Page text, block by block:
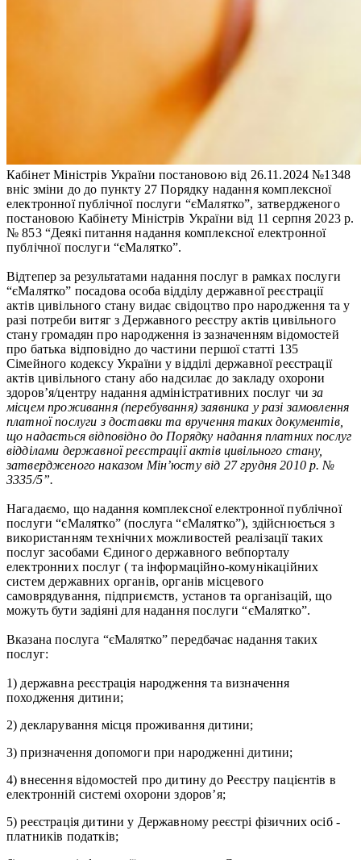
Кабінет Міністрів України постановою від 26.11.2024 №1348
вніс зміни до до пункту 27 Порядку надання комплексної
електронної публічної послуги “єМалятко”, затвердженого
постановою Кабінету Міністрів України від 11 серпня 2023 р.
№ 853 “Деякі питання надання комплексної електронної
публічної послуги “єМалятко”.
Відтепер за результатами надання послуг в рамках послуги
“єМалятко” посадова особа відділу державної реєстрації
актів цивільного стану видає свідоцтво про народження та у
разі потреби витяг з Державного реєстру актів цивільного
стану громадян про народження із зазначенням відомостей
про батька відповідно до частини першої статті 135
Сімейного кодексу України у відділі державної реєстрації
актів цивільного стану або надсилає до закладу охорони
здоров’я/центру надання адміністративних послуг чиза
місцем проживання (перебування) заявника у разі замовлення
платної послуги з доставки та вручення таких документів,
що надається відповідно до Порядку надання платних послуг
відділами державної реєстрації актів цивільного стану,
затвердженого наказом Мін’юсту від 27 грудня 2010 р. №
3335/5”.
Нагадаємо, що надання комплексної електронної публічної
послуги “єМалятко” (послуга “єМалятко”), здійснюється з
використанням технічних можливостей реалізації таких
послуг засобами Єдиного державного вебпорталу
електронних послуг ( та інформаційно-комунікаційних
систем державних органів, органів місцевого
самоврядування, підприємств, установ та організацій, що
можуть бути задіяні для надання послуги “єМалятко”.
Вказана послуга “єМалятко” передбачає надання таких
послуг:
1) державна реєстрація народження та визначення
походження дитини;
2) декларування місця проживання дитини;
3) призначення допомоги при народженні дитини;
4) внесення відомостей про дитину до Реєстру пацієнтів в
електронній системі охорони здоров’я;
5) реєстрація дитини у Державному реєстрі фізичних осіб -
платників податків;